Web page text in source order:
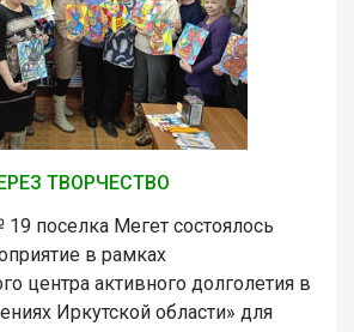
ТВОРЧЕСТВО
поселка Мегет состоялось
в рамках
центра активного долголетия в
Иркутской области» для